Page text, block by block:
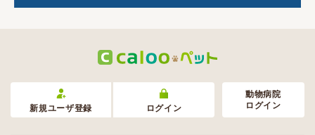
新規ユーザ登録 ログイン
動物病院
ログイン